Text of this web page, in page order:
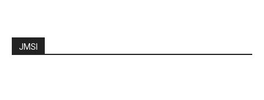
JMSI